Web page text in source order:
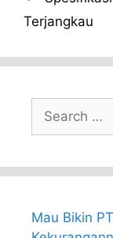
Terjangkau
for:
Mau Bikin